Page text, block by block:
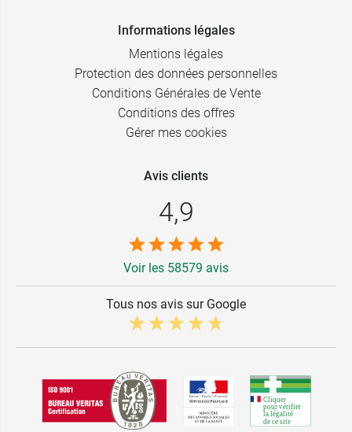
Informations légales
Mentions légales
Protection des données personnelles
Conditions Générales de Vente
Conditions des offres
Gérer mes cookies
Avis clients
4,9
Voir les 58579 avis
Tous nos avis sur Google